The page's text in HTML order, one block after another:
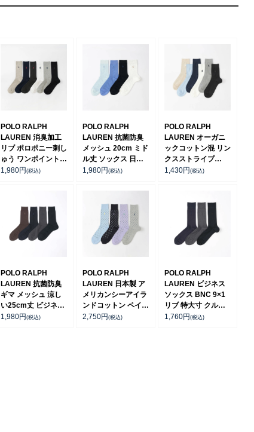
POLO RALPH
LAUREN 消臭加工
リブ ポロポニー刺し
ゅう ワンポイント
特大寸 大きいサイズ
1,980円(税込)
POLO RALPH
LAUREN 抗菌防臭
メッシュ 20cm ミド
ル丈 ソックス 日本
製【25-27cm】
1,980円(税込)
POLO RALPH
LAUREN オーガニ
ックコットン混 リン
クスストライプ
20cm ミドル丈 ソッ
02012510
1,430円(税込)
POLO RALPH
LAUREN 抗菌防臭
ギマ メッシュ 涼し
い25cm丈 ビジネス
ソックス クルー丈
1,980円(税込)
POLO RALPH
LAUREN 日本製 ア
メリカンシーアイラ
ンドコットン ペイズ
リー クルー丈 ソッ
2,750円(税込)
POLO RALPH
LAUREN ビジネス
ソックス BNC 9×1
リブ 特大寸 クルー
丈 【29-31cm】
1,760円(税込)